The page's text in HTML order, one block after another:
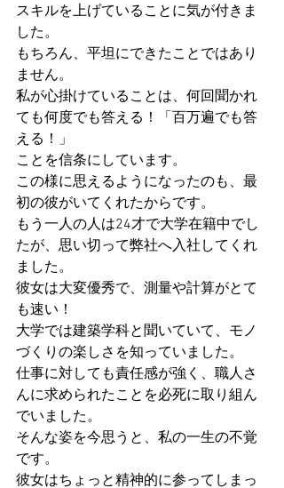
スキルを上げていることに気が付きま
した。
もちろん、平坦にできたことではあり
ません。
私が心掛けていることは、何回聞かれ
ても何度でも答える！「百万遍でも答
える！」
ことを信条にしています。
この様に思えるようになったのも、最
初の彼がいてくれたからです。
もう一人の人は24才で大学在籍中でし
たが、思い切って弊社へ入社してくれ
ました。
彼女は大変優秀で、測量や計算がとて
も速い！
大学では建築学科と聞いていて、モノ
づくりの楽しさを知っていました。
仕事に対しても責任感が強く、職人さ
んに求められたことを必死に取り組ん
でいました。
そんな姿を今思うと、私の一生の不覚
です。
彼女はちょっと精神的に参ってしまっ